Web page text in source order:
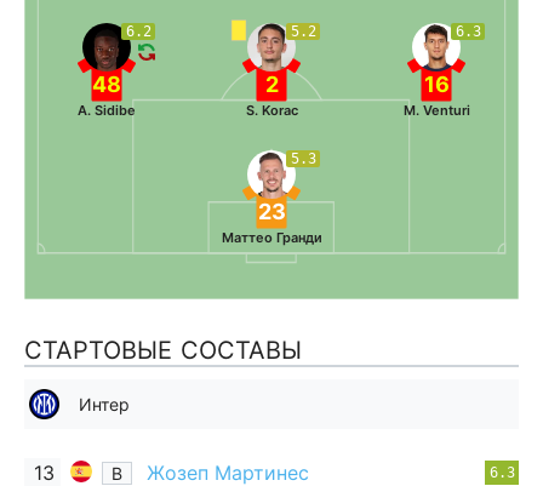
5.3
23
Маттео Гранди
6.2
48
A. Sidibe
5.2
2
S. Korac
6.3
16
M. Venturi
СТАРТОВЫЕ СОСТАВЫ
Интер
13 В Жозеп Мартинес 6.3